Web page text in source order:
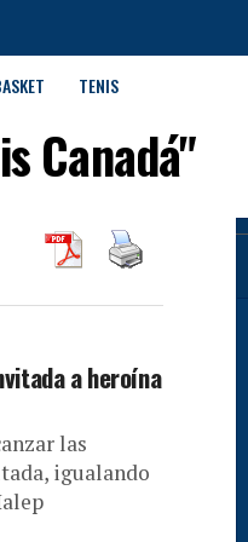
TENIS
Canadá"
a heroína
las
igualando